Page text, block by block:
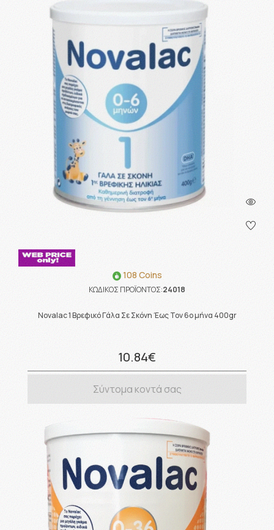
108 Coins
ΚΩΔΙΚΟΣ ΠΡΟΪΟΝΤΟΣ:24018
Novalac 1 Βρεφικό Γάλα Σε Σκόνη Έως Τον 6ο μήνα 400gr
10.84€
Σύντομα κοντά σας